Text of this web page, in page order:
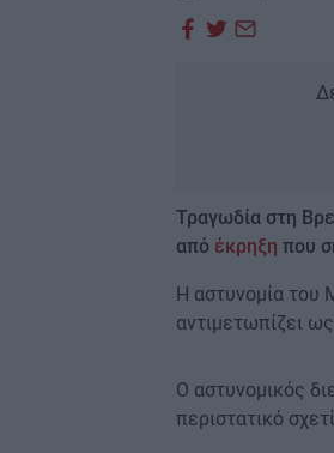
Τραγωδία στη
από έκρηξη που
Η αστυνομία του
αντιμετωπίζει
Ο αστυνομικός
περιστατικό